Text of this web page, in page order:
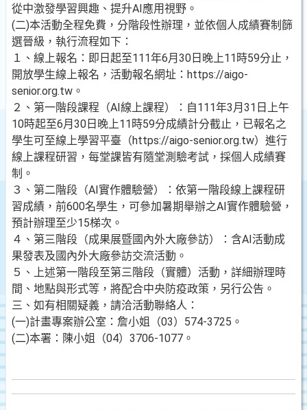
從中激發學習興趣、提升AI應用視野。
(二)本活動全程免費，分階段性辦理，並依個人成績賽制篩
選晉級，執行流程如下：
１、線上報名：即日起至111年6月30日晚上11時59分止，
開放學生線上報名，活動報名網址：https://aigo-
senior.org.tw。
２、第一階段課程（AI線上課程）：自111年3月31日上午
10時起至6月30日晚上11時59分成績計分截止，已報名之
學生可至線上學習平臺（https://aigo-senior.org.tw）進行
線上課程研習，每堂課皆有隨堂測驗考試，採個人成績賽
制。
３、第二階段（AI實作體驗營）：依第一階段線上課程研
習成績，前600名學生，可參加暑期舉辦之AI實作體驗營，
預計辦理至少15梯次。
４、第三階段（成果展暨國內外大廠參訪）：含AI活動成
果發表及國內外大廠參訪交流活動。
５、上述第一階段至第三階段（實體）活動，詳細辦理時
間、地點與形式等，將配合中央防疫政策，另行公告。
三、如有相關疑義，請洽活動聯絡人：
(一)計畫專案辦公室：詹小姐（03）574-3725。
(二)本署：陳小姐（04）3706-1077。